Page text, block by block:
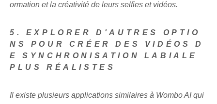
ormation et la créativité de leurs selfies et vidéos.
5. EXPLORER D'AUTRES OPTIO
NS POUR CRÉER DES VIDÉOS D
E SYNCHRONISATION LABIALE
PLUS RÉALISTES
Il existe plusieurs applications similaires à Wombo AI qui